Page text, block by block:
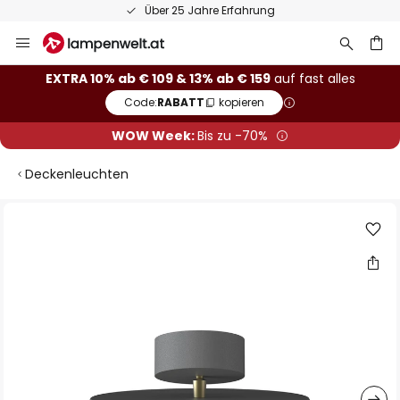
Über 25 Jahre Erfahrung
Inhalt
springen
EXTRA 10% ab € 109 & 13% ab € 159auf fast alles
Code:RABATT kopieren
WOW Week:Bis zu -70%
Deckenleuchten